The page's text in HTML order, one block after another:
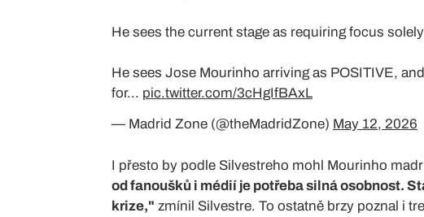
He sees the current stage as requiring focus
He sees Jose Mourinho arriving as POSITIVE,
for... pic.twitter.com/3cHgIfBAxL
— Madrid Zone (@theMadridZone) May 12, 2026
I přesto by podle Silvestreho mohl Mourinho
od fanoušků i médií je potřeba silná osobnost.
krize," zmínil Silvestre. To ostatně brzy poznal i